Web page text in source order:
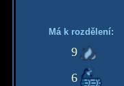
Má k rozdělení:
9
6